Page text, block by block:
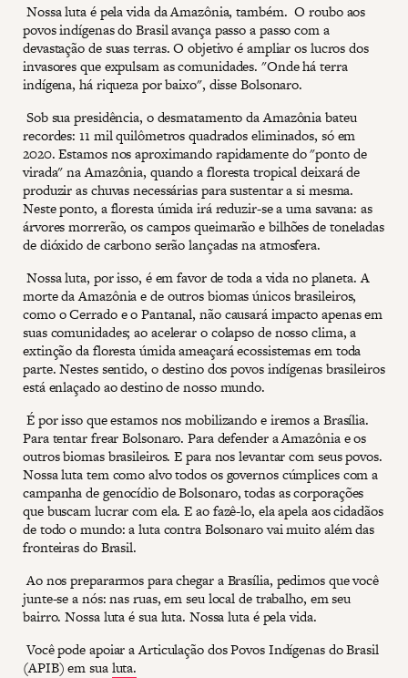
Nossa luta é pela vida da Amazônia, também. O roubo aos
povos indígenas do Brasil avança passo a passo com a
devastação de suas terras. O objetivo é ampliar os lucros dos
invasores que expulsam as comunidades. "Onde há terra
indígena, há riqueza por baixo", disse Bolsonaro.
Sob sua presidência, o desmatamento da Amazônia bateu
recordes: 11 mil quilômetros quadrados eliminados, só em
2020. Estamos nos aproximando rapidamente do "ponto de
virada" na Amazônia, quando a floresta tropical deixará de
produzir as chuvas necessárias para sustentar a si mesma.
Neste ponto, a floresta úmida irá reduzir-se a uma savana: as
árvores morrerão, os campos queimarão e bilhões de toneladas
de dióxido de carbono serão lançadas na atmosfera.
Nossa luta, por isso, é em favor de toda a vida no planeta. A
morte da Amazônia e de outros biomas únicos brasileiros,
como o Cerrado e o Pantanal, não causará impacto apenas em
suas comunidades; ao acelerar o colapso de nosso clima, a
extinção da floresta úmida ameaçará ecossistemas em toda
parte. Nestes sentido, o destino dos povos indígenas brasileiros
está enlaçado ao destino de nosso mundo.
É por isso que estamos nos mobilizando e iremos a Brasília.
Para tentar frear Bolsonaro. Para defender a Amazônia e os
outros biomas brasileiros. E para nos levantar com seus povos.
Nossa luta tem como alvo todos os governos cúmplices com a
campanha de genocídio de Bolsonaro, todas as corporações
que buscam lucrar com ela. E ao fazê-lo, ela apela aos cidadãos
de todo o mundo: a luta contra Bolsonaro vai muito além das
fronteiras do Brasil.
Ao nos prepararmos para chegar a Brasília, pedimos que você
junte-se a nós: nas ruas, em seu local de trabalho, em seu
bairro. Nossa luta é sua luta. Nossa luta é pela vida.
Você pode apoiar a Articulação dos Povos Indígenas do Brasil
(APIB) em sualuta.